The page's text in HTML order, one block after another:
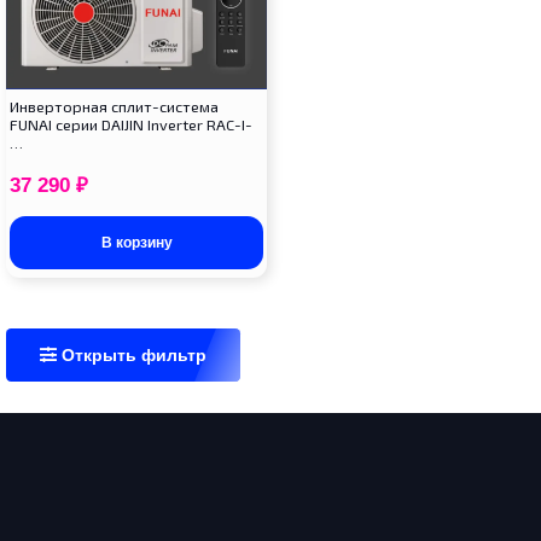
Инверторная сплит-система
FUNAI серии DAIJIN Inverter RAC-I-
…
37 290 ₽
В корзину
Открыть фильтр